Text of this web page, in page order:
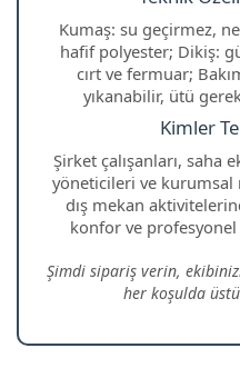
Kumaş: su geçirmez,
hafif polyester; Dikiş:
cırt ve fermuar;
yıkanabilir, ütü
Kimler
Şirket çalışanları,
yöneticileri ve
dış mekan
konfor ve
Şimdi sipariş verin,
her koşulda